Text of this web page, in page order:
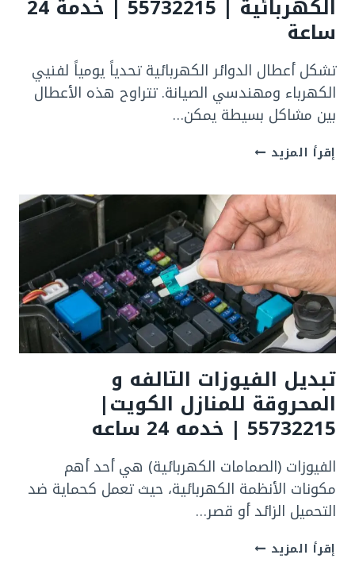
طوارئ
ساعة
بالكويت
الكهربائية | 55732215 | خدمة 24
ساعة
تشكل أعطال الدوائر الكهربائية تحدياً يومياً لفنيي
الكهرباء ومهندسي الصيانة. تتراوح هذه الأعطال
بين مشاكل بسيطة يمكن…
إقرأ المزيد كشف
الدوائر
الكهربائية
|
55732215
|
خدمة
24
ساعة
تبديل الفيوزات التالفه و
المحروقة للمنازل الكويت|
55732215 | خدمه 24 ساعه
الفيوزات (الصمامات الكهربائية) هي أحد أهم
مكونات الأنظمة الكهربائية، حيث تعمل كحماية ضد
التحميل الزائد أو قصر…
إقرأ المزيد تبديل